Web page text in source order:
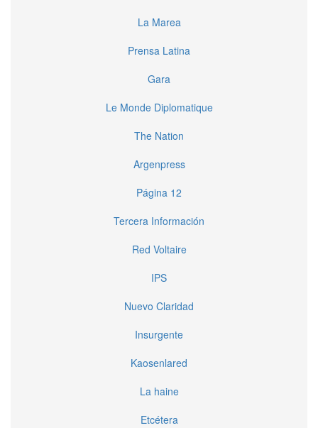
La Marea
Prensa Latina
Gara
Le Monde Diplomatique
The Nation
Argenpress
Página 12
Tercera Información
Red Voltaire
IPS
Nuevo Claridad
Insurgente
Kaosenlared
La haine
Etcétera